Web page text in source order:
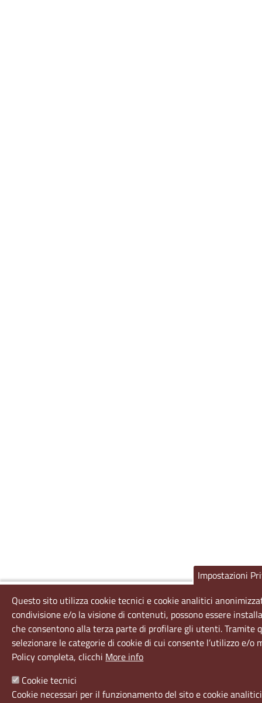
Impostazioni
Questo sito utilizza cookie tecnici e cookie analitici
condivisione e/o la visione di contenuti, possono essere
che consentono alla terza parte di profilare gli utenti. Tramite
selezionare le categorie di cookie di cui consente l’utilizzo e/o
Policy completa, clicchi More info
Cookie tecnici
Cookie necessari per il funzionamento del sito e cookie